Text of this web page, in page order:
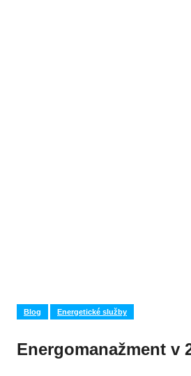
Blog Energetické služby
Energomanažment v